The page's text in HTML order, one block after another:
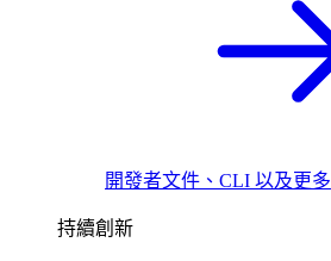
開發者文件、CLI 以及更多
持續創新